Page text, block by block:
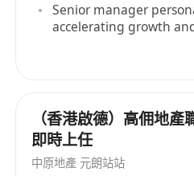
Senior manager
accelerating growth
（香港啟德）高佣地產
即時上任
中原地產 元朗站站